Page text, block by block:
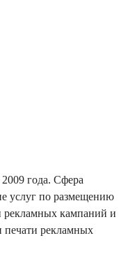
года. Сфера
услуг по размещению
рекламных кампаний и
печати рекламных